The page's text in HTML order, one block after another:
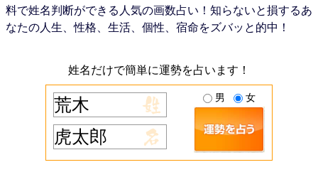
料で姓名判断ができる人気の画数占い！知らないと損するあ
なたの人生、性格、生活、個性、宿命をズバッと的中！
姓名だけで簡単に運勢を占います！
男 女